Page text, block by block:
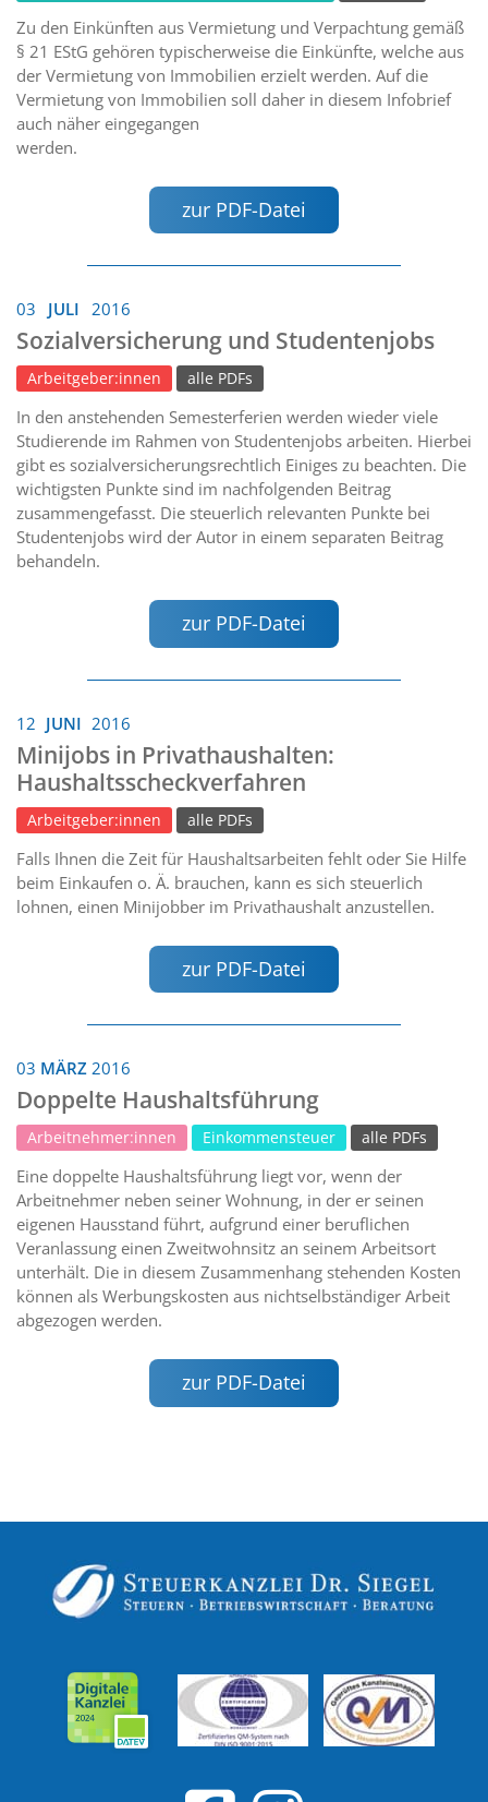
Zu den Einkünften aus Vermietung und Verpachtung gemäß
§ 21 EStG gehören typischerweise die Einkünfte, welche aus
der Vermietung von Immobilien erzielt werden. Auf die
Vermietung von Immobilien soll daher in diesem Infobrief
auch näher eingegangen
werden.
zur PDF-Datei
03 JULI 2016
Sozialversicherung und Studentenjobs
Arbeitgeber:innen alle PDFs
In den anstehenden Semesterferien werden wieder viele
Studierende im Rahmen von Studentenjobs arbeiten. Hierbei
gibt es sozialversicherungsrechtlich Einiges zu beachten. Die
wichtigsten Punkte sind im nachfolgenden Beitrag
zusammengefasst. Die steuerlich relevanten Punkte bei
Studentenjobs wird der Autor in einem separaten Beitrag
behandeln.
zur PDF-Datei
12 JUNI 2016
Minijobs in Privathaushalten:
Haushaltsscheckverfahren
Arbeitgeber:innen alle PDFs
Falls Ihnen die Zeit für Haushaltsarbeiten fehlt oder Sie Hilfe
beim Einkaufen o. Ä. brauchen, kann es sich steuerlich
lohnen, einen Minijobber im Privathaushalt anzustellen.
zur PDF-Datei
03 MÄRZ 2016
Doppelte Haushaltsführung
Arbeitnehmer:innen Einkommensteuer alle PDFs
Eine doppelte Haushaltsführung liegt vor, wenn der
Arbeitnehmer neben seiner Wohnung, in der er seinen
eigenen Hausstand führt, aufgrund einer beruflichen
Veranlassung einen Zweitwohnsitz an seinem Arbeitsort
unterhält. Die in diesem Zusammenhang stehenden Kosten
können als Werbungskosten aus nichtselbständiger Arbeit
abgezogen werden.
zur PDF-Datei